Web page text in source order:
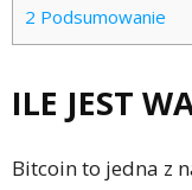
2 Podsumowanie
ILE JEST
Bitcoin to jedna z